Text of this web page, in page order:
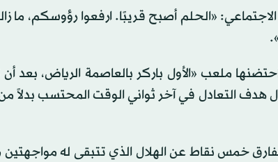
«الحلم أصبح قريبًا. ارفعوا رؤوسكم، ما
احتضنها ملعب «الأول باركر بالعاصمة الرياض، بعد
هدف التعادل في آخر ثواني الوقت المحتسب بدلاً
83 نقطة في الصدارة، بفارق خمس نقاط عن الهلال الذي تتبقى له